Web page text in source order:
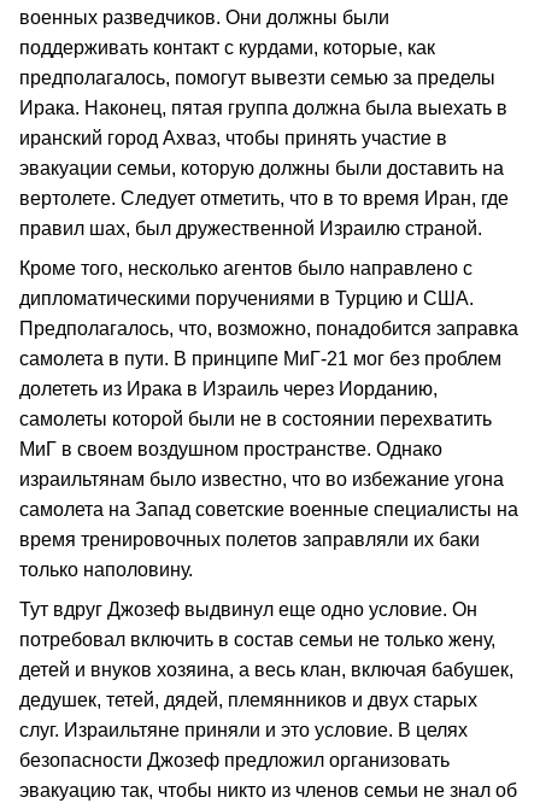
военных разведчиков. Они должны были
поддерживать контакт с курдами, которые, как
предполагалось, помогут вывезти семью за пределы
Ирака. Наконец, пятая группа должна была выехать в
иранский город Ахваз, чтобы принять участие в
эвакуации семьи, которую должны были доставить на
вертолете. Следует отметить, что в то время Иран, где
правил шах, был дружественной Израилю страной.
Кроме того, несколько агентов было направлено с
дипломатическими поручениями в Турцию и США.
Предполагалось, что, возможно, понадобится заправка
самолета в пути. В принципе МиГ-21 мог без проблем
долететь из Ирака в Израиль через Иорданию,
самолеты которой были не в состоянии перехватить
МиГ в своем воздушном пространстве. Однако
израильтянам было известно, что во избежание угона
самолета на Запад советские военные специалисты на
время тренировочных полетов заправляли их баки
только наполовину.
Тут вдруг Джозеф выдвинул еще одно условие. Он
потребовал включить в состав семьи не только жену,
детей и внуков хозяина, а весь клан, включая бабушек,
дедушек, тетей, дядей, племянников и двух старых
слуг. Израильтяне приняли и это условие. В целях
безопасности Джозеф предложил организовать
эвакуацию так, чтобы никто из членов семьи не знал об